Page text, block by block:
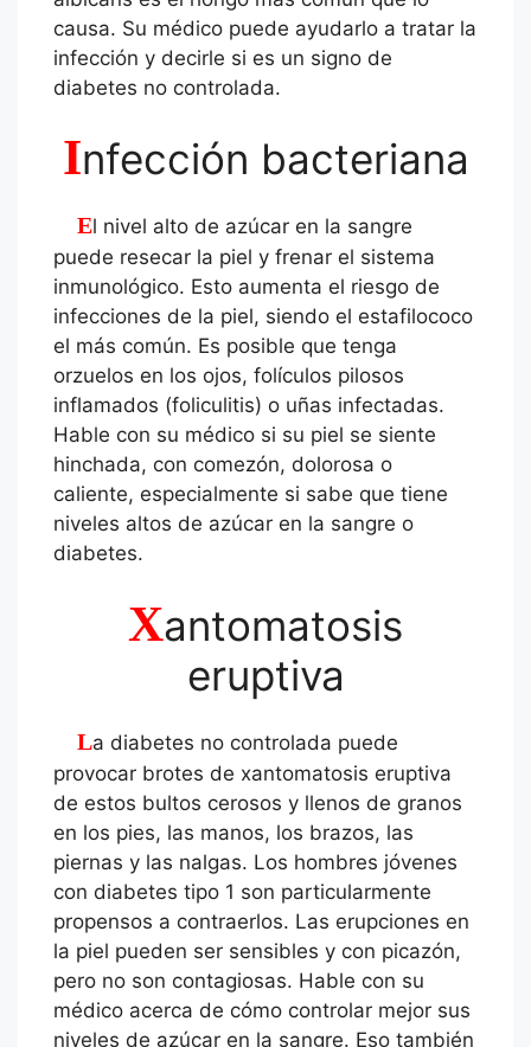
causa. Su médico puede ayudarlo a tratar la
infección y decirle si es un signo de
diabetes no controlada.
Infección bacteriana
El nivel alto de azúcar en la sangre
puede resecar la piel y frenar el sistema
inmunológico. Esto aumenta el riesgo de
infecciones de la piel, siendo el estafilococo
el más común. Es posible que tenga
orzuelos en los ojos, folículos pilosos
inflamados (foliculitis) o uñas infectadas.
Hable con su médico si su piel se siente
hinchada, con comezón, dolorosa o
caliente, especialmente si sabe que tiene
niveles altos de azúcar en la sangre o
diabetes.
Xantomatosis
eruptiva
La diabetes no controlada puede
provocar brotes de xantomatosis eruptiva
de estos bultos cerosos y llenos de granos
en los pies, las manos, los brazos, las
piernas y las nalgas. Los hombres jóvenes
con diabetes tipo 1 son particularmente
propensos a contraerlos. Las erupciones en
la piel pueden ser sensibles y con picazón,
pero no son contagiosas. Hable con su
médico acerca de cómo controlar mejor sus
niveles de azúcar en la sangre. Eso también